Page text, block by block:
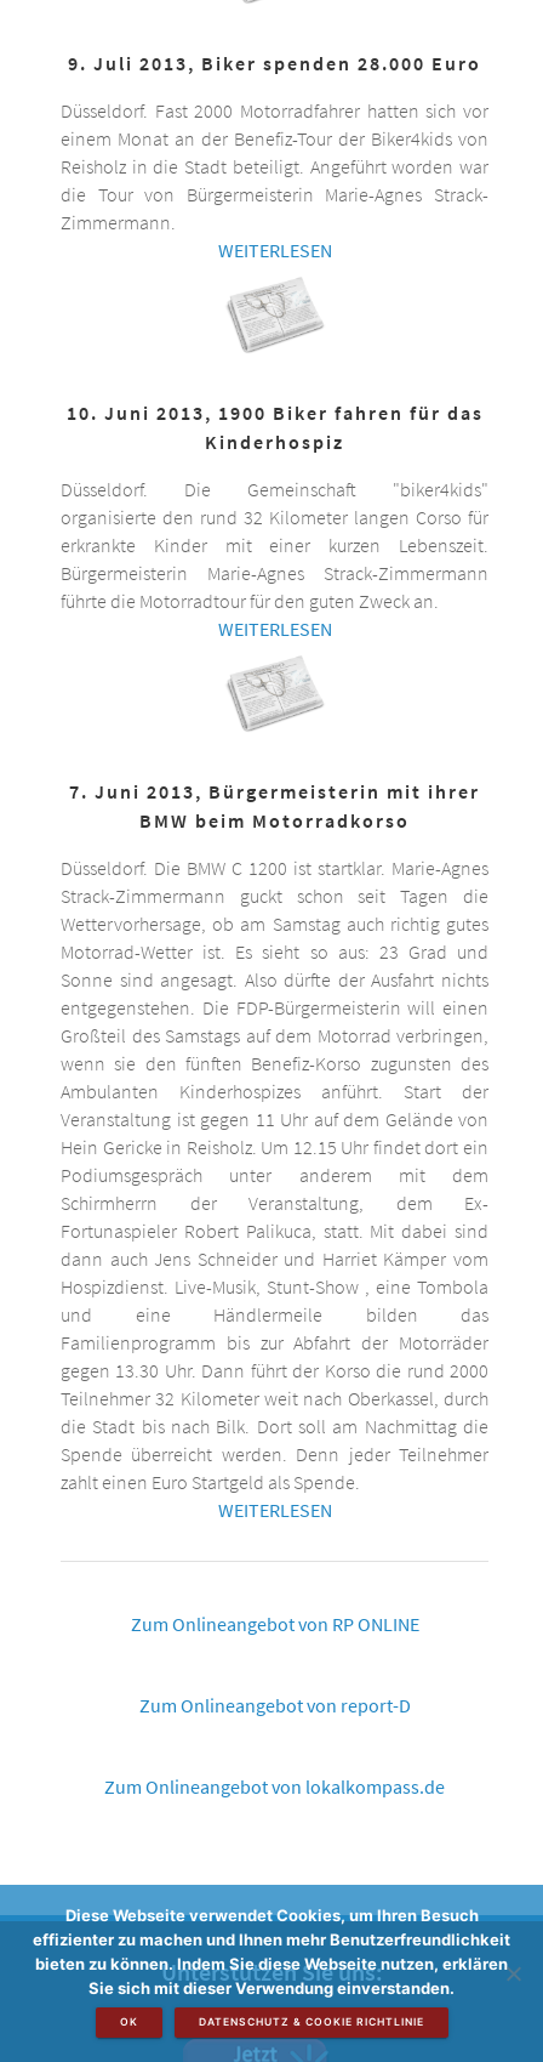
9. Juli 2013, Biker spenden 28.000 Euro
Düsseldorf. Fast 2000 Motorradfahrer hatten sich vor
einem Monat an der Benefiz-Tour der Biker4kids von
Reisholz in die Stadt beteiligt. Angeführt worden war
die Tour von Bürgermeisterin Marie-Agnes Strack-
Zimmermann.
WEITERLESEN
10. Juni 2013, 1900 Biker fahren für das
Kinderhospiz
Düsseldorf. Die Gemeinschaft "biker4kids"
organisierte den rund 32 Kilometer langen Corso für
erkrankte Kinder mit einer kurzen Lebenszeit.
Bürgermeisterin Marie-Agnes Strack-Zimmermann
führte die Motorradtour für den guten Zweck an.
WEITERLESEN
7. Juni 2013, Bürgermeisterin mit ihrer
BMW beim Motorradkorso
Düsseldorf. Die BMW C 1200 ist startklar. Marie-Agnes
Strack-Zimmermann guckt schon seit Tagen die
Wettervorhersage, ob am Samstag auch richtig gutes
Motorrad-Wetter ist. Es sieht so aus: 23 Grad und
Sonne sind angesagt. Also dürfte der Ausfahrt nichts
entgegenstehen. Die FDP-Bürgermeisterin will einen
Großteil des Samstags auf dem Motorrad verbringen,
wenn sie den fünften Benefiz-Korso zugunsten des
Ambulanten Kinderhospizes anführt. Start der
Veranstaltung ist gegen 11 Uhr auf dem Gelände von
Hein Gericke in Reisholz. Um 12.15 Uhr findet dort ein
Podiumsgespräch unter anderem mit dem
Schirmherrn der Veranstaltung, dem Ex-
Fortunaspieler Robert Palikuca, statt. Mit dabei sind
dann auch Jens Schneider und Harriet Kämper vom
Hospizdienst. Live-Musik, Stunt-Show , eine Tombola
und eine Händlermeile bilden das
Familienprogramm bis zur Abfahrt der Motorräder
gegen 13.30 Uhr. Dann führt der Korso die rund 2000
Teilnehmer 32 Kilometer weit nach Oberkassel, durch
die Stadt bis nach Bilk. Dort soll am Nachmittag die
Spende überreicht werden. Denn jeder Teilnehmer
zahlt einen Euro Startgeld als Spende.
WEITERLESEN
Zum Onlineangebot von RP ONLINE
Zum Onlineangebot von report-D
Zum Onlineangebot von lokalkompass.de
Unterstützen Sie uns:
Diese Webseite verwendet Cookies, um Ihren Besuch
effizienter zu machen und Ihnen mehr Benutzerfreundlichkeit
bieten zu können. Indem Sie diese Webseite nutzen, erklären
Sie sich mit dieser Verwendung einverstanden.
OK DATENSCHUTZ & COOKIE RICHTLINIE